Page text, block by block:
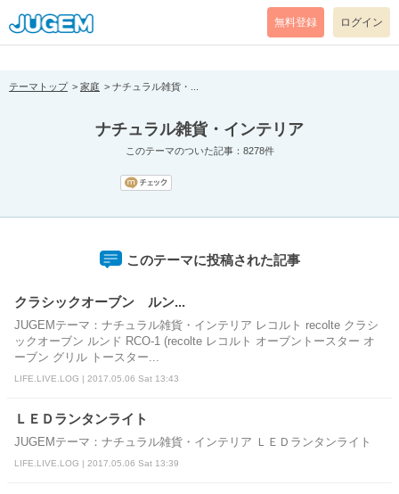
[pear_error: message="Success" code=0 mode=return level=notice
prefix="" info=""]
無料登録 ログイン
テーマトップ 家庭 ナチュラル雑貨・...
ナチュラル雑貨・インテリア
このテーマのついた記事：8278件
このテーマに投稿された記事
クラシックオーブン ルン...
JUGEMテーマ：ナチュラル雑貨・インテリア レコルト recolte クラシ
ックオーブン ルンド RCO-1 (recolte レコルト オーブントースター オ
ーブン グリル トースター...
LIFE.LIVE.LOG | 2017.05.06 Sat 13:43
ＬＥＤランタンライト
JUGEMテーマ：ナチュラル雑貨・インテリア ＬＥＤランタンライト
LIFE.LIVE.LOG | 2017.05.06 Sat 13:39